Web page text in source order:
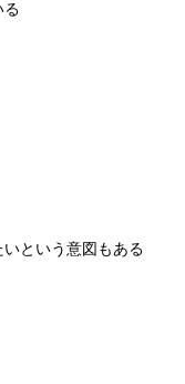
る
という意図もある